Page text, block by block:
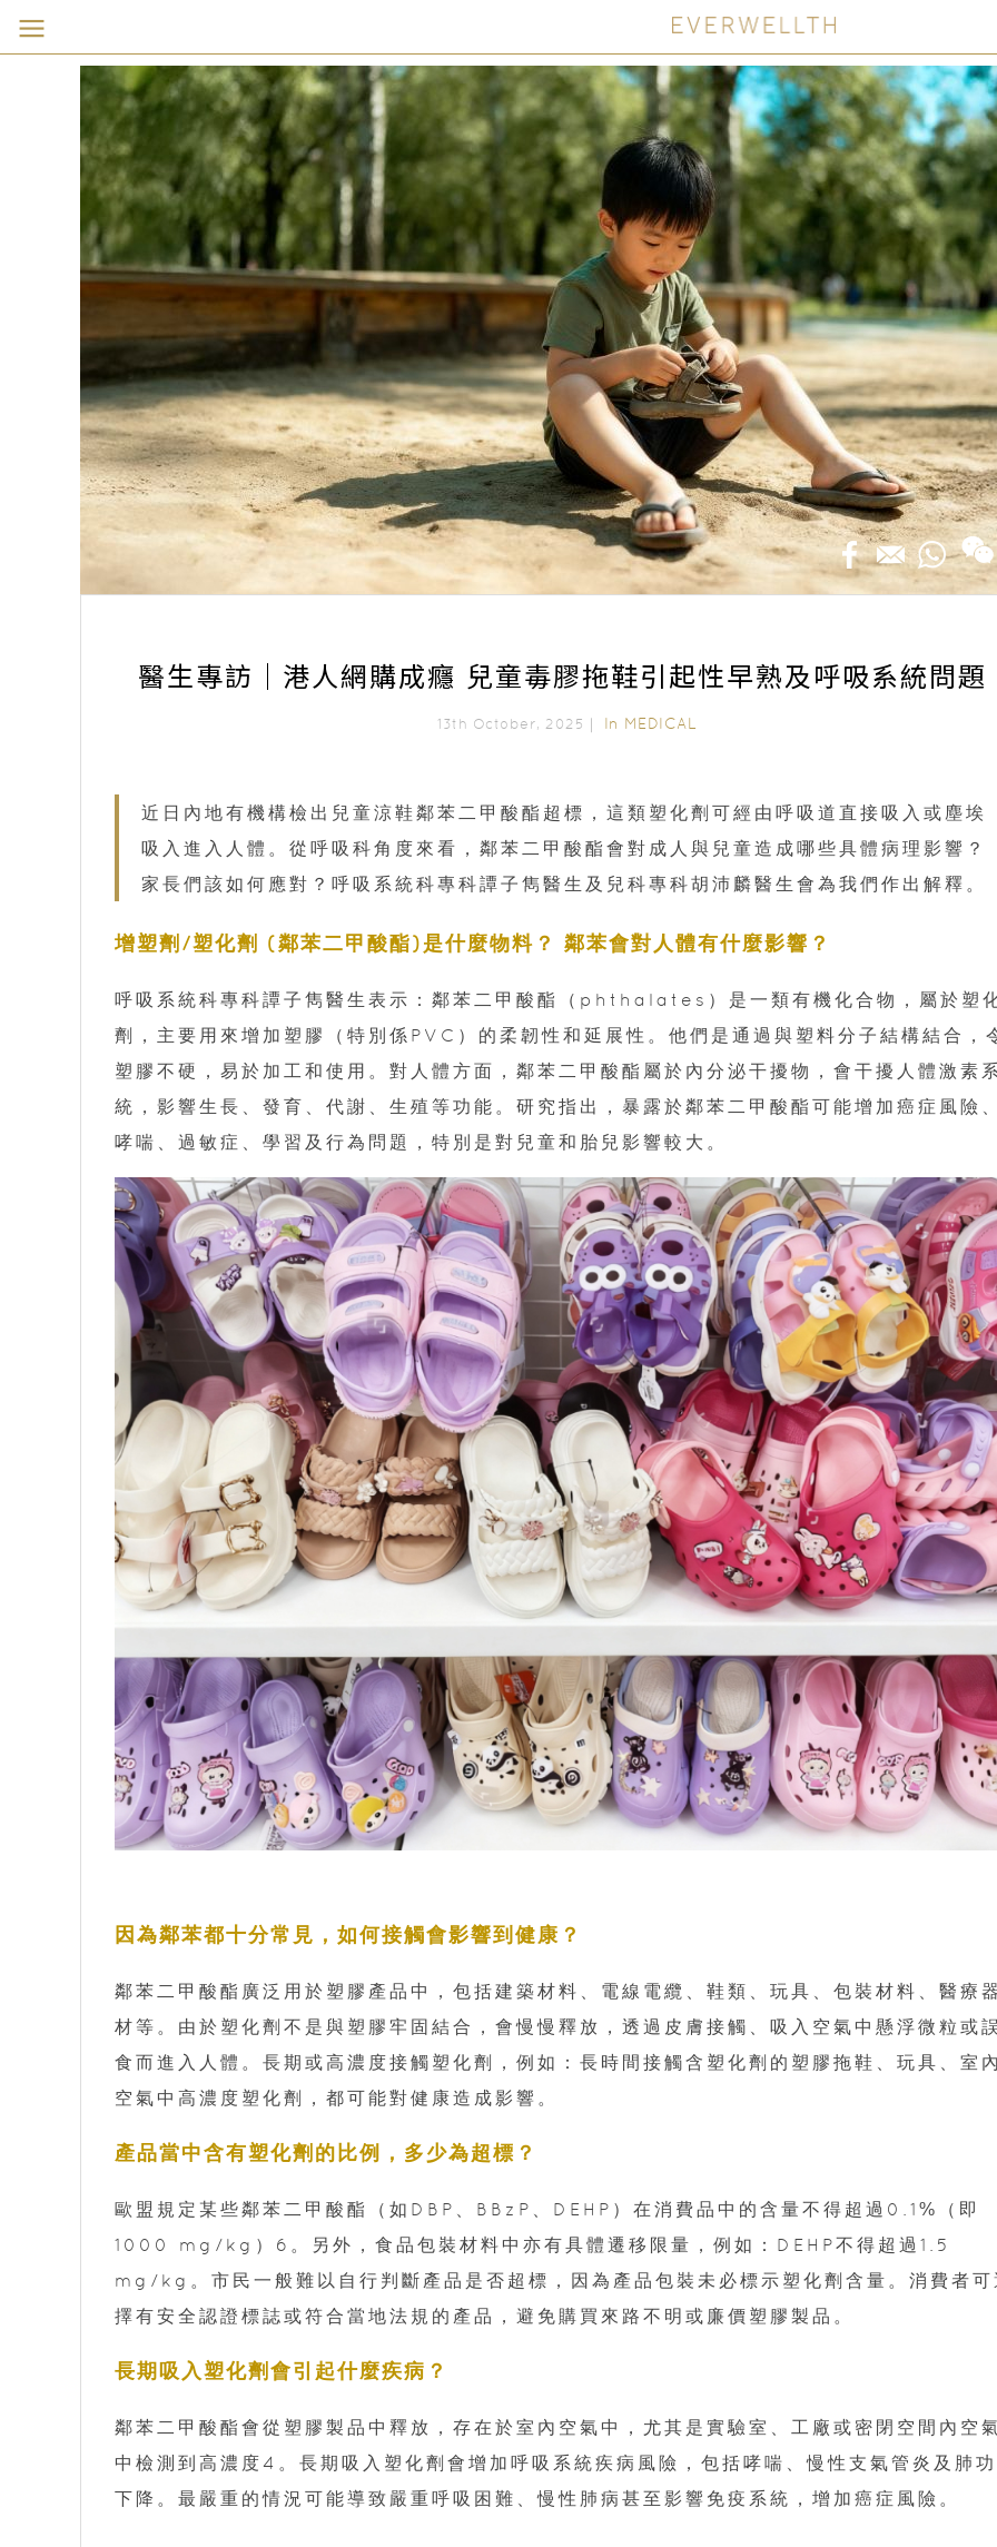
醫生專訪｜港人網購成癮 兒童毒膠拖鞋引起性早熟及呼吸系統問題
13th October, 2025｜ In MEDICAL
近日內地有機構檢出兒童涼鞋鄰苯二甲酸酯超標，這類塑化劑可經由呼吸道直接吸入或塵埃
吸入進入人體。從呼吸科角度來看，鄰苯二甲酸酯會對成人與兒童造成哪些具體病理影響？
家長們該如何應對？呼吸系統科專科譚子雋醫生及兒科專科胡沛麟醫生會為我們作出解釋。
增塑劑/塑化劑 (鄰苯二甲酸酯)是什麼物料？ 鄰苯會對人體有什麼影響？
呼吸系統科專科譚子雋醫生表示：鄰苯二甲酸酯（phthalates）是一類有機化合物，屬於塑
劑，主要用來增加塑膠（特別係PVC）的柔韌性和延展性。他們是通過與塑料分子結構結合，
塑膠不硬，易於加工和使用。對人體方面，鄰苯二甲酸酯屬於內分泌干擾物，會干擾人體激素
統，影響生長、發育、代謝、生殖等功能。研究指出，暴露於鄰苯二甲酸酯可能增加癌症風險
哮喘、過敏症、學習及行為問題，特別是對兒童和胎兒影響較大。
因為鄰苯都十分常見，如何接觸會影響到健康？
鄰苯二甲酸酯廣泛用於塑膠產品中，包括建築材料、電線電纜、鞋類、玩具、包裝材料、醫療
材等。由於塑化劑不是與塑膠牢固結合，會慢慢釋放，透過皮膚接觸、吸入空氣中懸浮微粒或
食而進入人體。長期或高濃度接觸塑化劑，例如：長時間接觸含塑化劑的塑膠拖鞋、玩具、室
空氣中高濃度塑化劑，都可能對健康造成影響。
產品當中含有塑化劑的比例，多少為超標？
歐盟規定某些鄰苯二甲酸酯（如DBP、BBzP、DEHP）在消費品中的含量不得超過0.1%（即
1000 mg/kg）6。另外，食品包裝材料中亦有具體遷移限量，例如：DEHP不得超過1.5
mg/kg。市民一般難以自行判斷產品是否超標，因為產品包裝未必標示塑化劑含量。消費者可
擇有安全認證標誌或符合當地法規的產品，避免購買來路不明或廉價塑膠製品。
長期吸入塑化劑會引起什麼疾病？
鄰苯二甲酸酯會從塑膠製品中釋放，存在於室內空氣中，尤其是實驗室、工廠或密閉空間內空
中檢測到高濃度4。長期吸入塑化劑會增加呼吸系統疾病風險，包括哮喘、慢性支氣管炎及肺
下降。最嚴重的情況可能導致嚴重呼吸困難、慢性肺病甚至影響免疫系統，增加癌症風險